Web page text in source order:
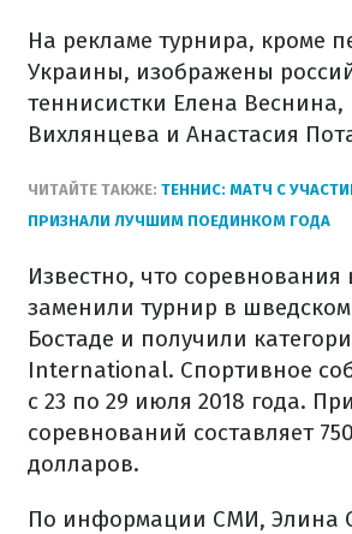
На рекламе турнира, кроме
Украины, изображены
теннисистки Елена Веснина,
Вихлянцева и Анастасия
ЧИТАЙТЕ ТАКЖЕ: ТЕННИС: МАТЧ С
ПРИЗНАЛИ ЛУЧШИМ ПОЕДИНКОМ ГОДА
Известно, что соревнования
заменили турнир в
Бостаде и получили
International. Спортивное
с 23 по 29 июля 2018 года.
соревнований составляет
долларов.
По информации СМИ, Элина